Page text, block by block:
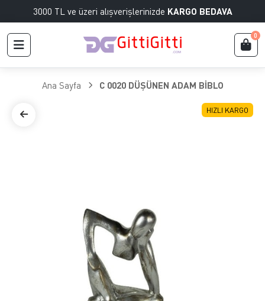
3000 TL ve üzeri alışverişlerinizde KARGO BEDAVA
0
Ana Sayfa C 0020 DÜŞÜNEN ADAM BİBLO
HIZLI KARGO